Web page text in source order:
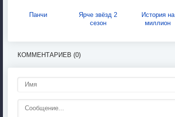
Панчи
Ярче звёзд 2
сезон
История на
миллион
КОММЕНТАРИЕВ (0)